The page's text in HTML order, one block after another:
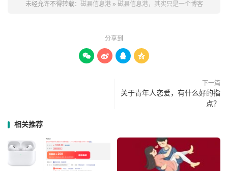
未经允许不得转载： 磁县信息港» 磁县信息港，其实只是一个博客
分享到
   
下一篇
关于青年人恋爱，有什么好的指
点？
相关推荐